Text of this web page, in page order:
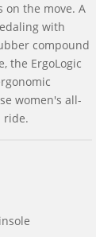
on the move. A
with
compound
the ErgoLogic
women's all-
ride.